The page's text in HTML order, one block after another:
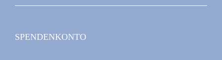
SPENDENKONTO